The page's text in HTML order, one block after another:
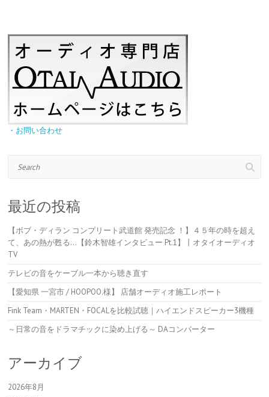
・お問い合わせ
最近の投稿
【ボブ・ディラン コンプリート武道館 発売記念 ！】４５年の時を超え
て、あの熱が甦る…【鈴木智雄インタビュー Pt.1】丨オタイオーディオ
TV
テレビの音をケーブル一本から聴き直す
【愛知県 一宮市 / HOOPOO.様】 店舗オーディオ施工レポート
Fink Team・MARTEN・FOCALを比較試聴｜ハイエンドスピーカー3機種
～日常の音をドラマチックに染め上げる～ DAコンバーター
アーカイブ
2026年8月